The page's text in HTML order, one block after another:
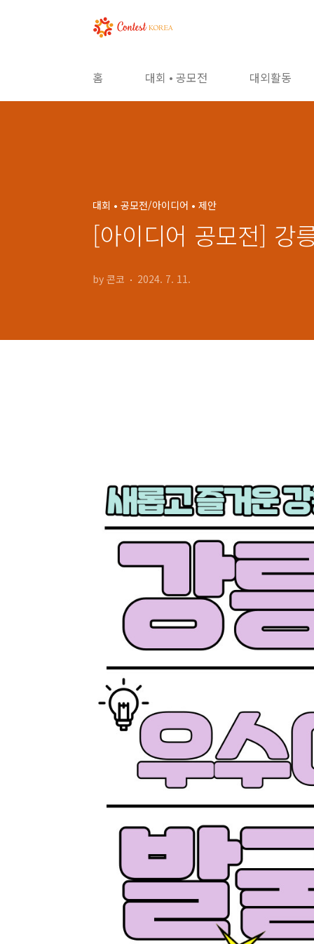
홈 대회 • 공모전 대외활동
대회 • 공모전/아이디어 • 제안
[아이디어 공모전] 강
by 콘코 2024. 7. 11.